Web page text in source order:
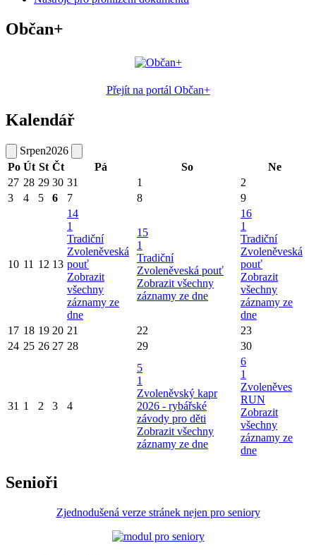
Občan+
Přejít na portál Občan+
Kalendář
Srpen2026
Po Út St Čt Pá So
Ne
27 28 29 30 31 1
2
3
4 5 6 7 8 9
10 11 12 13
14
1
Tradiční
Zvoleněveská
pouť
Zobrazit
všechny
záznamy ze
dne
15
1
Tradiční
Zvoleněveská pouť
Zobrazit všechny
záznamy ze dne
16
1
Tradiční
Zvoleněveská
pouť
Zobrazit
všechny
záznamy ze
dne
17 18 19 20 21 22
23
24 25 26 27 28 29 30
31 1 2 3 4
5
1
Zvoleněvský kapr
2026 - rybářské
závody pro děti
Zobrazit všechny
záznamy ze dne
6
1
Zvoleněves
RUN
Zobrazit
všechny
záznamy ze
dne
Senioři
Zjednodušená verze stránek nejen pro seniory